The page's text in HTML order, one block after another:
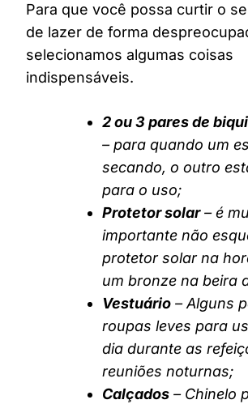
Para que você possa curtir o
de lazer de forma
selecionamos algumas coisas
indispensáveis.
2 ou 3 pares de
– para quando um
secando, o outro
para o uso;
Protetor solar– é
importante não
protetor solar na
um bronze na beira
Vestuário – Alguns
roupas leves para
dia durante as
reuniões noturnas;
Calçados – Chinelo